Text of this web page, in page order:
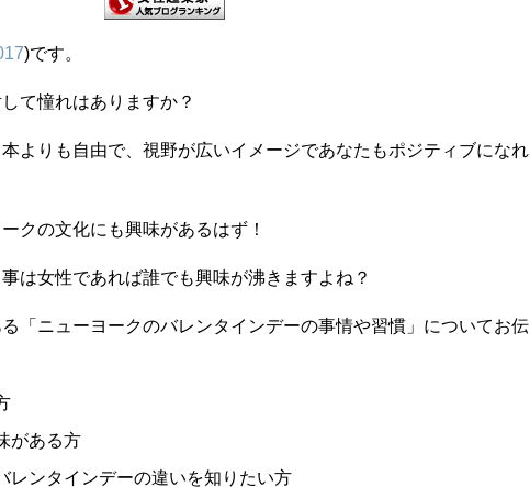
)です。
て憧れはありますか？
よりも自由で、視野が広いイメージであなたもポジティブになれ
クの文化にも興味があるはず！
は女性であれば誰でも興味が沸きますよね？
「ニューヨークのバレンタインデーの事情や習慣」についてお伝
がある方
レンタインデーの違いを知りたい方